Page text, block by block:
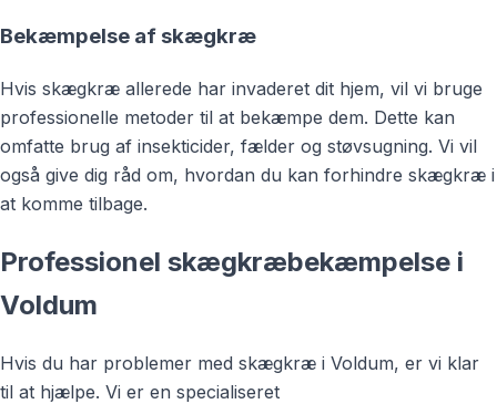
Bekæmpelse af skægkræ
Hvis skægkræ allerede har invaderet dit hjem, vil vi bruge
professionelle metoder til at bekæmpe dem. Dette kan
omfatte brug af insekticider, fælder og støvsugning. Vi vil
også give dig råd om, hvordan du kan forhindre skægkræ i
at komme tilbage.
Professionel skægkræbekæmpelse i
Voldum
Hvis du har problemer med skægkræ i Voldum, er vi klar
til at hjælpe. Vi er en specialiseret